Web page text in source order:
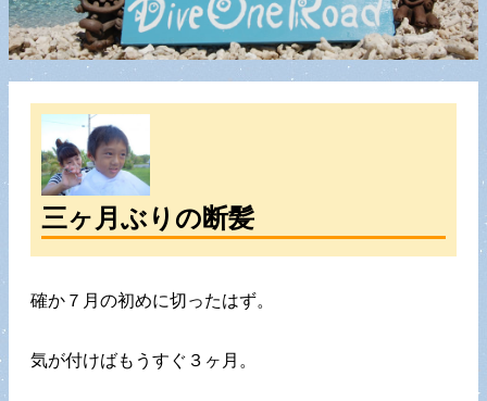
三ヶ月ぶりの断髪
確か７月の初めに切ったはず。
気が付けばもうすぐ３ヶ月。